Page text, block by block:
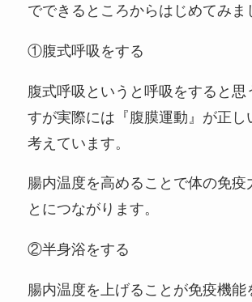
でできるところからはじめてみま
①腹式呼吸をする
腹式呼吸というと呼吸をすると思
すが実際には『腹膜運動』が正し
考えています。
腸内温度を高めることで体の免疫
とにつながります。
②半身浴をする
腸内温度を上げることが免疫機能